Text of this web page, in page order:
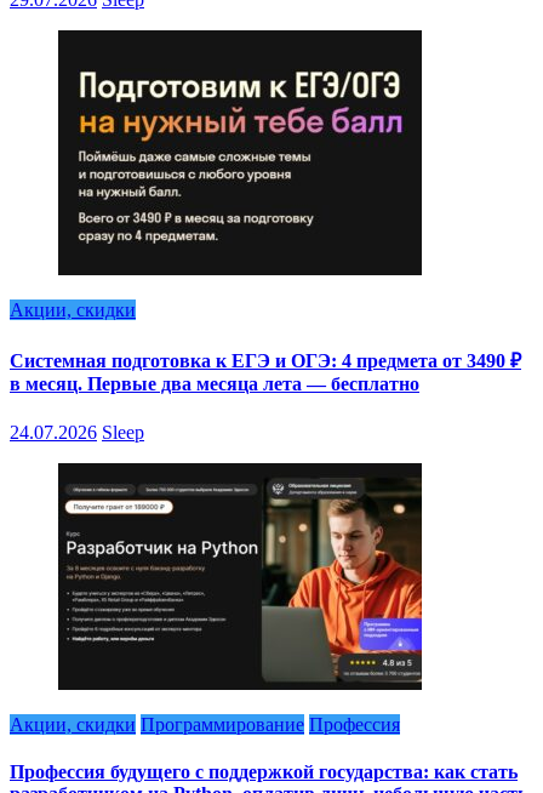
Акции, скидки
Системная подготовка к ЕГЭ и ОГЭ: 4 предмета от 3490 ₽
в месяц. Первые два месяца лета — бесплатно
24.07.2026 Sleep
Акции, скидки Программирование Профессия
Профессия будущего с поддержкой государства: как стать